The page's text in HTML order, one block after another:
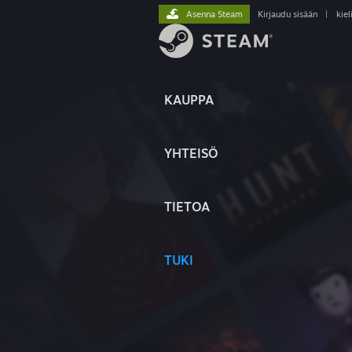
KAUPPA
YHTEISÖ
TIETOA
TUKI
Asenna Steam Kirjaudu sisään kieli